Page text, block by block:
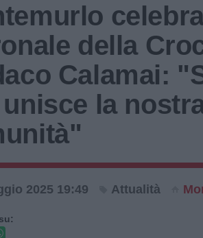
della
Calamai:
la
2025 19:49 Attualità